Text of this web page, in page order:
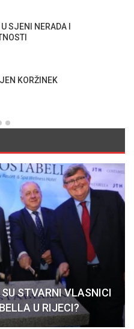
SJENI NERADA I
KORŽINEK
STVARNI VLASNICI
U RIJECI?